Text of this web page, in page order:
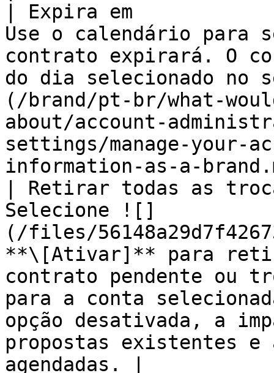
| Expira em
Use o calendário para
contrato expirará. O
do dia selecionado no
(/brand/pt-br/what-
about/account-
settings/manage-your-
information-as-a-
| Retirar todas as
Selecione ![]
(/files/
**\[Ativar]** para
contrato pendente ou
para a conta
opção desativada, a
propostas existentes
agendadas. |